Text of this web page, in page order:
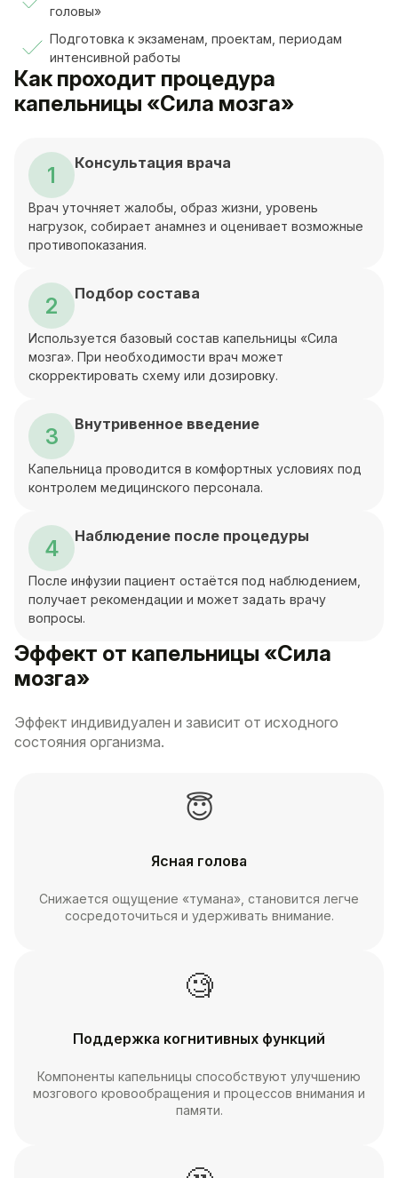
головы»
Подготовка к экзаменам, проектам, периодам
интенсивной работы
Как проходит процедура
капельницы «Сила мозга»
1 Консультация врача
Врач уточняет жалобы, образ жизни, уровень
нагрузок, собирает анамнез и оценивает возможные
противопоказания.
2 Подбор состава
Используется базовый состав капельницы «Сила
мозга». При необходимости врач может
скорректировать схему или дозировку.
3 Внутривенное введение
Капельница проводится в комфортных условиях под
контролем медицинского персонала.
4 Наблюдение после процедуры
После инфузии пациент остаётся под наблюдением,
получает рекомендации и может задать врачу
вопросы.
Эффект от капельницы «Сила
мозга»
Эффект индивидуален и зависит от исходного
состояния организма.
😇
Ясная голова
Снижается ощущение «тумана», становится легче
сосредоточиться и удерживать внимание.
🧐
Поддержка когнитивных функций
Компоненты капельницы способствуют улучшению
мозгового кровообращения и процессов внимания и
памяти.